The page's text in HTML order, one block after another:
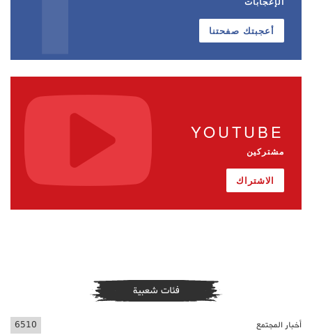
أعجبتك صفحتنا
YOUTUBE
مشتركين
الاشتراك
فئات شعبية
أخبار المجتمع 6510